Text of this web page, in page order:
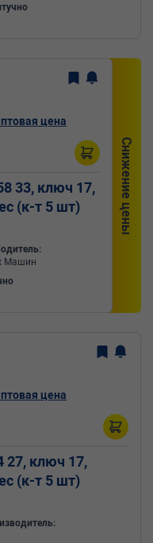
Снижение цены
33, ключ 17,
(к-т 5 шт)
Машин
цена
27, ключ 17,
(к-т 5 шт)
цена